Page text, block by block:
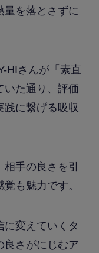
量を落とさずに
HIさんが「素直
いた通り、評価
践に繋げる吸収
手の良さを引
も魅力です。
変えていくタ
良さがにじむア